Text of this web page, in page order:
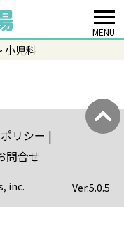
MENU
小児科
リシー
問合せ
inc. Ver.5.0.5